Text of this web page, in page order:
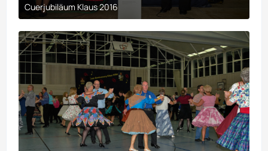
Cuerjubiläum Klaus 2016
9. April 2017 um 00:29